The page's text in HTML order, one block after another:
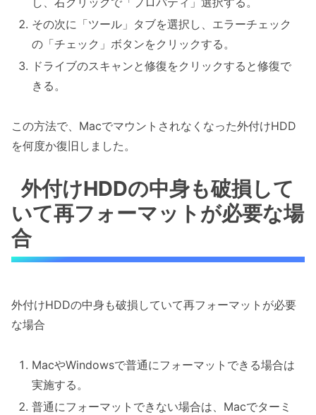
その次に「ツール」タブを選択し、エラーチェック
の「チェック」ボタンをクリックする。
ドライブのスキャンと修復をクリックすると修復で
きる。
この方法で、Macでマウントされなくなった外付けHDD
を何度か復旧しました。
外付けHDDの中身も破損して
いて再フォーマットが必要な場
合
外付けHDDの中身も破損していて再フォーマットが必要
な場合
MacやWindowsで普通にフォーマットできる場合は
実施する。
普通にフォーマットできない場合は、Macでターミ